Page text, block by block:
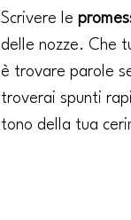
Scrivere le
delle nozze. Che
è trovare parole
troverai spunti
tono della tua